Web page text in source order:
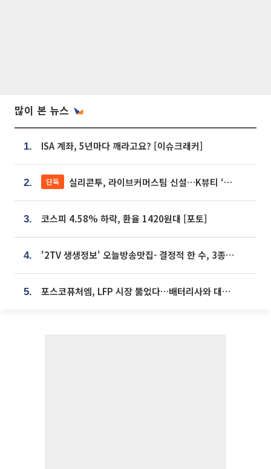
많이 본 뉴스
1. ISA 계좌, 5년마다 깨라고요? [이슈크래커]
2. 단독 실리콘투, 라이브커머스팀 신설…K뷰티 ‘글로벌 판매망’ 확대[K뷰티 라방戰]
3. 코스피 4.58% 하락, 환율 1420원대 [포토]
4. '2TV 생생정보' 오늘방송맛집- 결정적 한 수, 3종 메밀면! 메밀 소바 맛집 '의○○○○'
5. 포스코퓨처엠, LFP 시장 뚫었다…배터리사와 대규모 장기 공급 합의